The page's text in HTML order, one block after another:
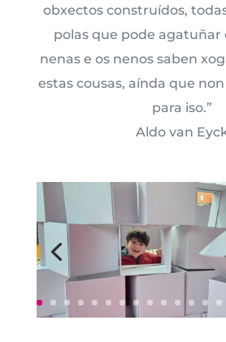
obxectos construídos,
polas que pode agatuñar
nenas e os nenos saben
estas cousas, aínda que
para iso.”
Aldo van